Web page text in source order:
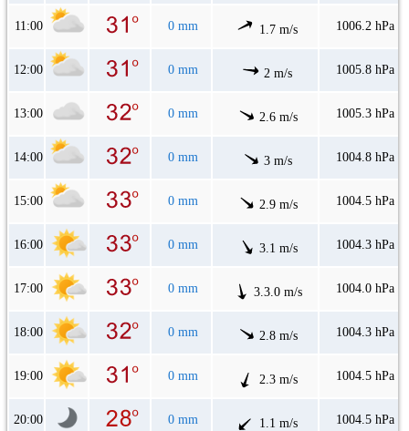
11:00 0 mm 1.7 m/s 1006.2 hPa
12:00 0 mm 2 m/s 1005.8 hPa
13:00 0 mm 2.6 m/s 1005.3 hPa
14:00 0 mm 3 m/s 1004.8 hPa
15:00 0 mm 2.9 m/s 1004.5 hPa
16:00 0 mm 3.1 m/s 1004.3 hPa
17:00 0 mm 3.3.0 m/s 1004.0 hPa
18:00 0 mm 2.8 m/s 1004.3 hPa
19:00 0 mm 2.3 m/s 1004.5 hPa
20:00 0 mm 1.1 m/s 1004.5 hPa